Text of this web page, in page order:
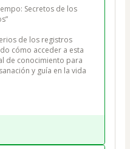
Secretos de los
de los registros
cómo acceder a esta
de conocimiento para
y guía en la vida